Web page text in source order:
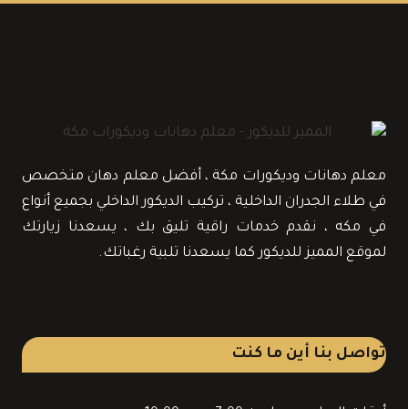
معلم دهانات وديكورات مكة ، أفضل معلم دهان متخصص
في طلاء الجدران الداخلية ، تركيب الديكور الداخلي بجميع أنواع
في مكه ، نقدم خدمات راقية تليق بك ، يسعدنا زيارتك
لموقع المميز للديكور كما يسعدنا تلبية رغباتك.
تواصل بنا أين ما كنت